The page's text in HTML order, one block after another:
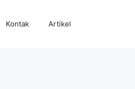
Kontak Artikel